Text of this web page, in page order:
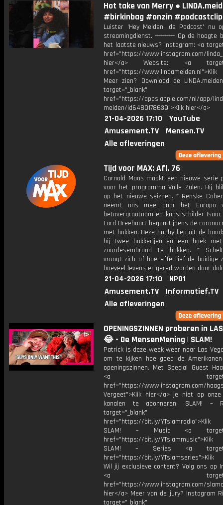
Hot take van Merry ●
#birkinbag #onzin
Luister 'Hey Meiden, de Podcast' nu
streamingdienst. ---------- Op de hoogte
het laatste nieuws? Instagram: <a
href="https://www.instagram.com/
hier</a> Website: <a
href="https://
Meer zien? Download de
target="_blank"
href="https://apps.apple.com/nl/app/
meiden/id6480178639">Klik hier</a>
21-04-2026 17:10
YouTube
Amusement.TV
Mensen.TV
Alle afleveringen
Tijd voor MAX: Afl. 76
Cornald Maas maakt een nieuwe serie
voor het programma Volle Zalen. Hij
op het nieuwe seizoen. * Renske
neemt ons mee door het Europa
betovergrootoom en kunstschilder
Lard Breebaart begon tijdens de
met bakken. Deze hobby liep uit de
hij twee bakkerijen en een boek
zuurdesembrood te bakken. *
vraagt zich af hoe effectief de huidige
hoeveel levens er gered worden door
21-04-2026 17:10
NPO1
Amusement.TV
Informatief.TV
Alle afleveringen
OPENINGSZINNEN proberen in
😂 - De MensenMening | SLAM!
Patrick is deze week weer naar Las
om te kijken hoe goed de
openingszinnen. Met Special Guest
<a
href="https://www.instagram.com/
Vergeet">Klik hier</a> je niet op onze
kanalen te abonneren: SLAM! –
target="_blank"
href="https://bit.ly/
SLAM! – Music <a
href="https://bit.ly/
SLAM! – Series <a
href="https://bit.ly/
Wil jij exclusieve content? Volg ons op
<a
href="https://www.instagram.com/
hier</a> Meer van de jury? Instagram
target="_blank"